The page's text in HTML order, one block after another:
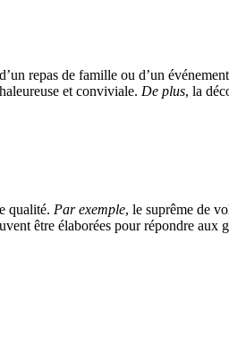
repas de famille ou d’un
et conviviale. De plus, la
qualité. Par exemple, le suprême de
être élaborées pour répondre aux